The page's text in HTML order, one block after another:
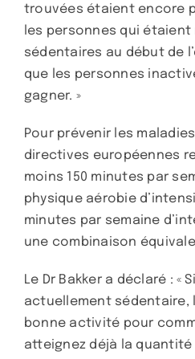
trouvées étaient encore
les personnes qui
sédentaires au début de
que les personnes
gagner. »
Pour prévenir les
directives européennes
moins 150 minutes par
physique aérobie
minutes par semaine
une combinaison
Le Dr Bakker a déclaré : «
actuellement sédentaire,
bonne activité pour
atteignez déjà la quantité